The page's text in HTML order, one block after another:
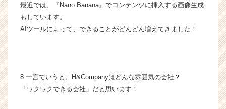
成
企
ス
ウ
最近では、『Nano Banana』でコンテンツに挿入する画像生成
もしています。
AIツールによって、できることがどんどん増えてきました！
8.一言でいうと、H&Companyはどんな雰囲気の会社？
「ワクワクできる会社」だと思います！